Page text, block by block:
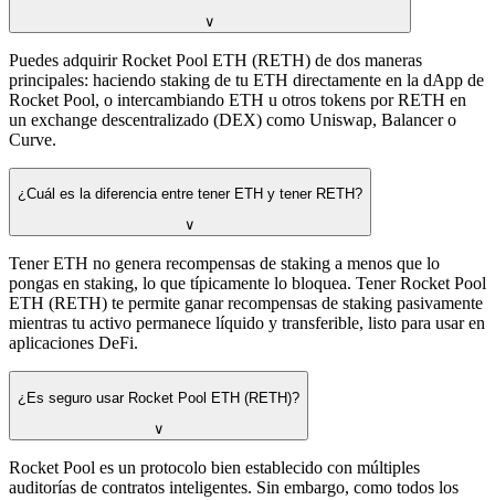
∨
Puedes adquirir Rocket Pool ETH (RETH) de dos maneras
principales: haciendo staking de tu ETH directamente en la dApp de
Rocket Pool, o intercambiando ETH u otros tokens por RETH en
un exchange descentralizado (DEX) como Uniswap, Balancer o
Curve.
¿Cuál es la diferencia entre tener ETH y tener RETH?
∨
Tener ETH no genera recompensas de staking a menos que lo
pongas en staking, lo que típicamente lo bloquea. Tener Rocket Pool
ETH (RETH) te permite ganar recompensas de staking pasivamente
mientras tu activo permanece líquido y transferible, listo para usar en
aplicaciones DeFi.
¿Es seguro usar Rocket Pool ETH (RETH)?
∨
Rocket Pool es un protocolo bien establecido con múltiples
auditorías de contratos inteligentes. Sin embargo, como todos los